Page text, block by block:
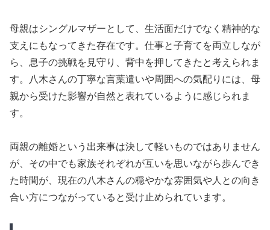
母親はシングルマザーとして、生活面だけでなく精神的な
支えにもなってきた存在です。仕事と子育てを両立しなが
ら、息子の挑戦を見守り、背中を押してきたと考えられま
す。八木さんの丁寧な言葉遣いや周囲への気配りには、母
親から受けた影響が自然と表れているように感じられま
す。
両親の離婚という出来事は決して軽いものではありません
が、その中でも家族それぞれが互いを思いながら歩んでき
た時間が、現在の八木さんの穏やかな雰囲気や人との向き
合い方につながっていると受け止められています。